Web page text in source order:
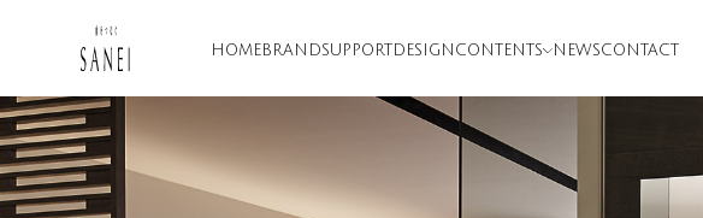
HOME BRANDSUPPORT DESIGN CONTENTS NEWSCONTACT